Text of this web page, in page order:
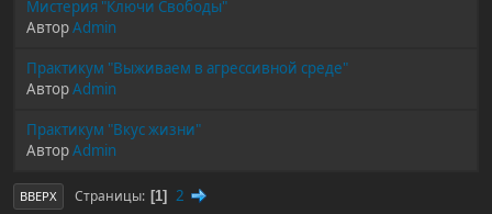
Мисте­рия "Ключи Свободы"
АвторAdmin
Практикум "Выживаем в агрессивной среде"
АвторAdmin
Практикум "Вкус жизни"
АвторAdmin
ВВЕРХ Страницы 1 2